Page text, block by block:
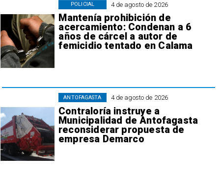
4 de agosto de 2026
Mantenía prohibición de
acercamiento: Condenan a 6
años de cárcel a autor de
femicidio tentado en Calama
POLICIAL
4 de agosto de 2026
Contraloría instruye a
Municipalidad de Antofagasta
reconsiderar propuesta de
empresa Demarco
ANTOFAGASTA